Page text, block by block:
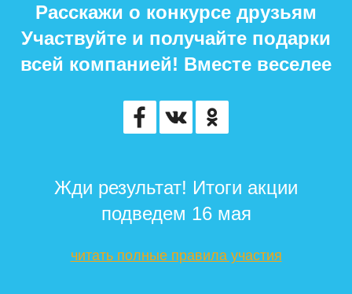
Расскажи о конкурсе друзьям
Участвуйте и получайте подарки
всей компанией! Вместе веселее
Жди результат! Итоги акции
подведем 16 мая
читать полные правила участия